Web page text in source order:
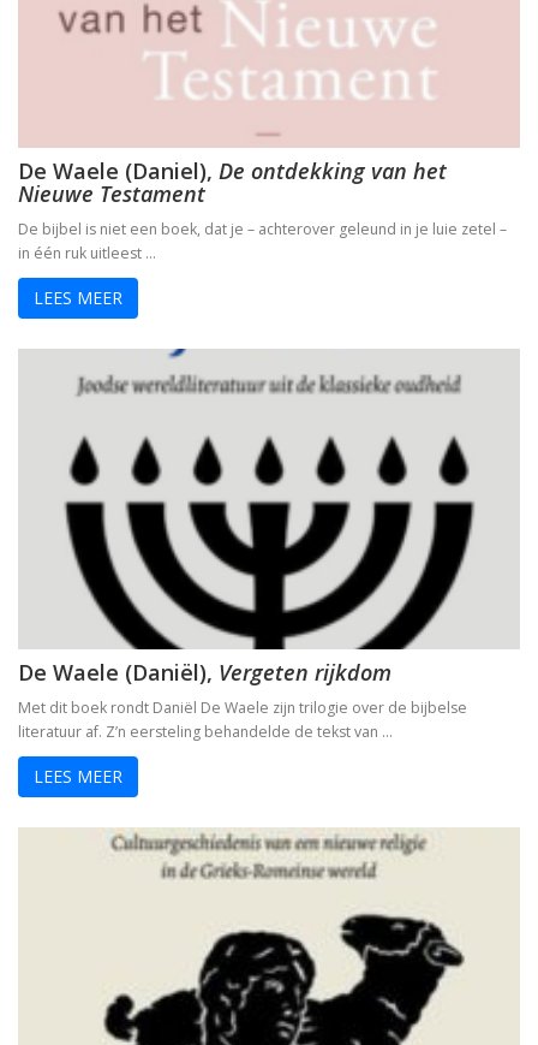
De Waele (Daniel), De ontdekking van het
Nieuwe Testament
De bijbel is niet een boek, dat je – achterover geleund in je luie zetel –
in één ruk uitleest …
LEES MEER
De Waele (Daniël), Vergeten rijkdom
Met dit boek rondt Daniël De Waele zijn trilogie over de bijbelse
literatuur af. Z’n eersteling behandelde de tekst van …
LEES MEER